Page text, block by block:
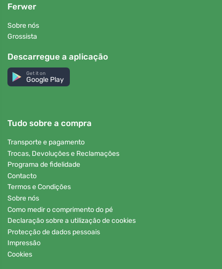
Ferwer
Sobre nós
Grossista
Descarregue a aplicação
Get it on
Google Play
Tudo sobre a compra
Transporte e pagamento
Trocas, Devoluções e Reclamações
Programa de fidelidade
Contacto
Termos e Condições
Sobre nós
Como medir o comprimento do pé
Declaração sobre a utilização de cookies
Protecção de dados pessoais
Impressão
Cookies